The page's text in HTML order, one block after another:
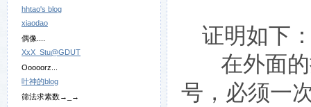
hhtao's blog
xiaodao
偶像....
XxX_Stu@GDUT
Ooooorz...
叶神的blog
筛法求素数→_→
证明如下
在外面的
号，必须一